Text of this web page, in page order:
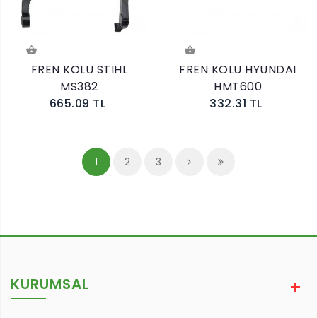
FREN KOLU STIHL
MS382
665.09 TL
FREN KOLU HYUNDAI
HMT600
332.31 TL
1 2 3
KURUMSAL